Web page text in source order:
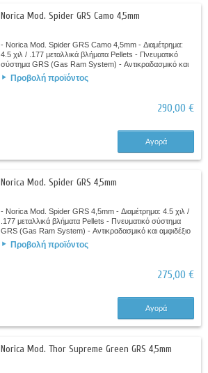
Norica Mod. Spider GRS Camo 4,5mm
- Norica Mod. Spider GRS Camo 4,5mm - Διαμέτρημα:
4.5 χιλ / .177 μεταλλικά βλήματα Pellets - Πνευματικό
σύστημα GRS (Gas Ram System) - Αντικραδασμικό και
αμφιδέξιο κοντάκιο με φινίρισμα...
Προβολή προϊόντος
290,00 €
Αγορά
Norica Mod. Spider GRS 4,5mm
- Norica Mod. Spider GRS 4,5mm - Διαμέτρημα: 4.5 χιλ /
.177 μεταλλικά βλήματα Pellets - Πνευματικό σύστημα
GRS (Gas Ram System) - Αντικραδασμικό και αμφιδέξιο
κοντάκιο - Αεριζόμενο ελαστικό...
Προβολή προϊόντος
275,00 €
Αγορά
Norica Mod. Thor Supreme Green GRS 4,5mm